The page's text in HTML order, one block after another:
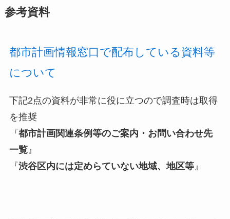
参考資料
都市計画情報窓口で配布している資料等
について
下記2点の資料が非常に役に立つので調査時は取得
を推奨
『都市計画関連条例等のご案内・お問い合わせ先
一覧』
『渋谷区内には定めらていない地域、地区等』